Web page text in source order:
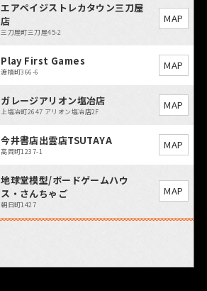
エアペイジストレカタウン三刀屋
店
三刀屋町三刀屋45-2
MAP
Play First Games
渡橋町366-6
MAP
ガレージアリオン塩冶店
上塩冶町2647 アリオン塩冶店2F
MAP
今井書店出雲店TSUTAYA
高岡町1237-1
MAP
地球堂模型/ボードゲームハウ
ス・さんちゃご
朝日町1427
MAP